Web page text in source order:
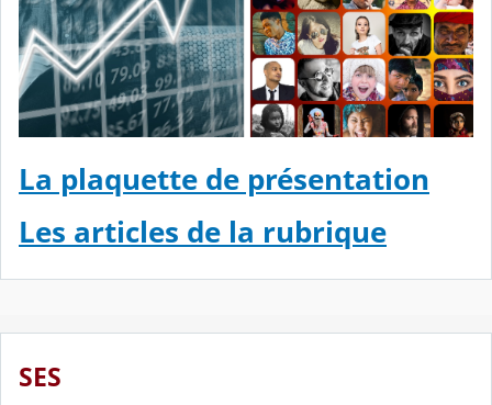
La plaquette de présentation
Les articles de la rubrique
SES